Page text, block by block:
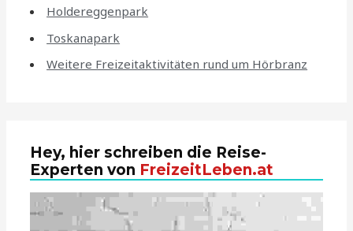
Holdereggenpark
Toskanapark
Weitere Freizeitaktivitäten rund um Hörbranz
Hey, hier schreiben die Reise-
Experten von FreizeitLeben.at